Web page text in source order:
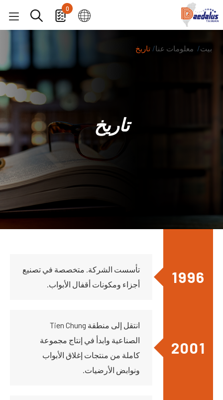
0
بيت معلومات عنا تاريخ
تاريخ
تأسست الشركة. متخصصة في تصنيع
أجزاء ومكونات أقفال الأبواب.
1996
انتقل إلى منطقة Tien Chung
الصناعية وابدأ في إنتاج مجموعة
كاملة من منتجات إغلاق الأبواب
ونوابض الأرضيات.
2001